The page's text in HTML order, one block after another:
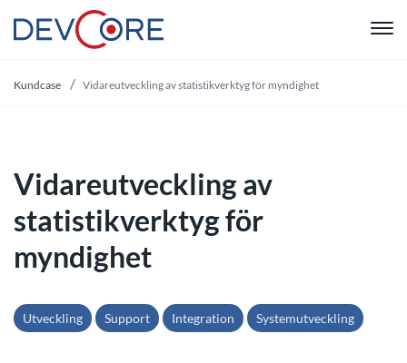
"Kundcase Vidareutveckling av statistikverktyg för myndighet
Vidareutveckling av
statistikverktyg för
myndighet
Utveckling Support Integration Systemutveckling